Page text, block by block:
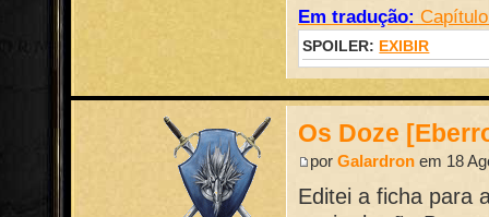
Em tradução:
SPOILER: EXIBIR
Os Doze
porGalardron em 18
Editei a ficha para